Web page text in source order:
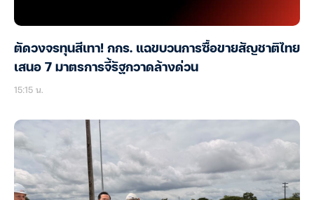
ตัดวงจรทุนสีเทา! กกร. แฉขบวนการซื้อขายสัญชาติไทย
เสนอ 7 มาตรการจี้รัฐกวาดล้างด่วน
15:15 น.